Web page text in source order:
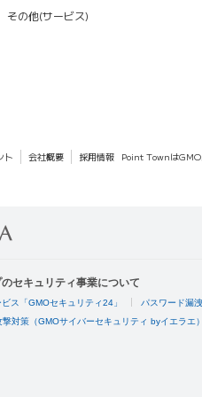
その他(サービス)
ト 会社概要 採用情報 Point TownはGMO
セキュリティ事業について
ス「GMOセキュリティ24」 パスワード漏
対策（GMOサイバーセキュリティ byイエラエ）